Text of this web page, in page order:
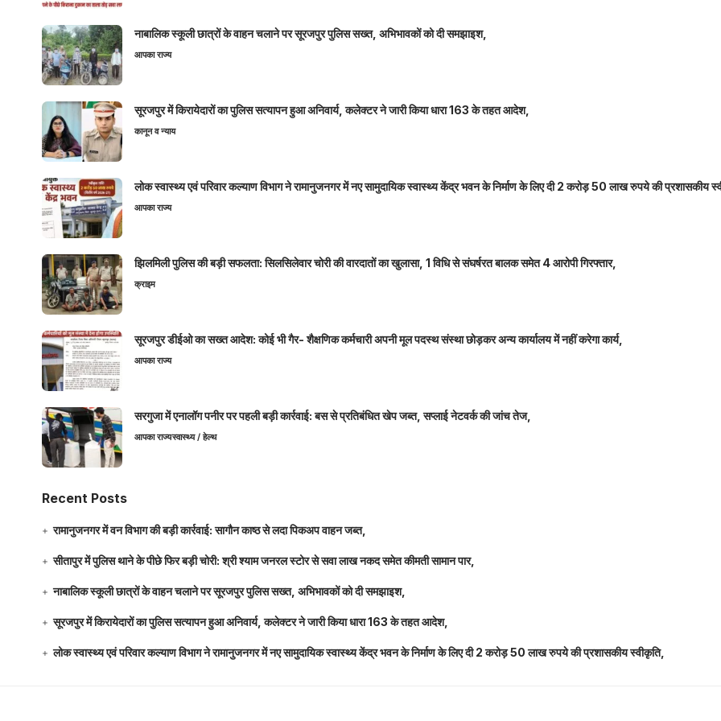
नाबालिक स्कूली छात्रों के वाहन चलाने पर सूरजपुर पुलिस सख्त, अभिभावकों को दी समझाइश,
आपका राज्य
सूरजपुर में किरायेदारों का पुलिस सत्यापन हुआ अनिवार्य, कलेक्टर ने जारी किया धारा 163 के तहत आदेश,
कानून व न्याय
लोक स्वास्थ्य एवं परिवार कल्याण विभाग ने रामानुजनगर में नए सामुदायिक स्वास्थ्य केंद्र भवन के निर्माण के लिए दी 2 करोड़ 50 लाख रुपये की प्रशासकीय
आपका राज्य
झिलमिली पुलिस की बड़ी सफलता: सिलसिलेवार चोरी की वारदातों का खुलासा, 1 विधि से संघर्षरत बालक समेत 4 आरोपी गिरफ्तार,
क्राइम
सूरजपुर डीईओ का सख्त आदेश: कोई भी गैर- शैक्षणिक कर्मचारी अपनी मूल पदस्थ संस्था छोड़कर अन्य कार्यालय में नहीं करेगा कार्य,
आपका राज्य
सरगुजा में एनालॉग पनीर पर पहली बड़ी कार्रवाई: बस से प्रतिबंधित खेप जब्त, सप्लाई नेटवर्क की जांच तेज,
आपका राज्यस्वास्थ्य / हेल्थ
Recent Posts
रामानुजनगर में वन विभाग की बड़ी कार्रवाई: सागौन काष्ठ से लदा पिकअप वाहन जब्त,
सीतापुर में पुलिस थाने के पीछे फिर बड़ी चोरी: श्री श्याम जनरल स्टोर से सवा लाख नकद समेत कीमती सामान पार,
नाबालिक स्कूली छात्रों के वाहन चलाने पर सूरजपुर पुलिस सख्त, अभिभावकों को दी समझाइश,
सूरजपुर में किरायेदारों का पुलिस सत्यापन हुआ अनिवार्य, कलेक्टर ने जारी किया धारा 163 के तहत आदेश,
लोक स्वास्थ्य एवं परिवार कल्याण विभाग ने रामानुजनगर में नए सामुदायिक स्वास्थ्य केंद्र भवन के निर्माण के लिए दी 2 करोड़ 50 लाख रुपये की प्रशासकीय स्वीकृति,